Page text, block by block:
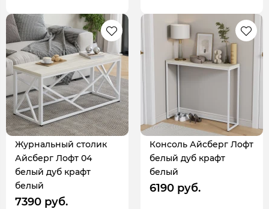
Журнальный столик
Айсберг Лофт 04
белый дуб крафт
белый
7390 руб.
Консоль Айсберг Лофт
белый дуб крафт
белый
6190 руб.